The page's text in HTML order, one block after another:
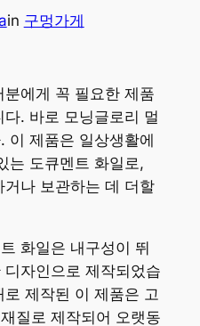
in 구멍가게
에게 꼭 필요한 제품
. 바로 모닝글로리 멀
이 제품은 일상생활에
는 도큐멘트 화일로,
나 보관하는 데 더할
화일은 내구성이 뛰
자인으로 제작되었습
제작된 이 제품은 고
질로 제작되어 오랫동